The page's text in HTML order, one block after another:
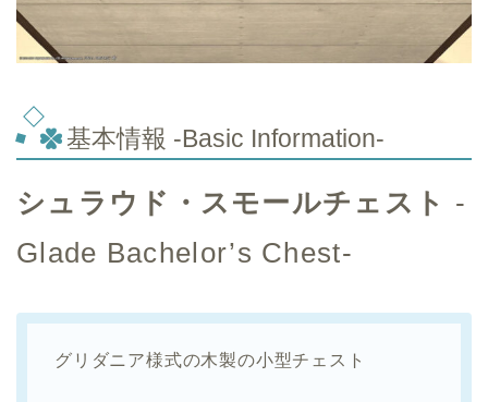
基本情報 -Basic Information-
シュラウド・スモールチェスト -
Glade Bachelor’s Chest-
グリダニア様式の木製の小型チェスト